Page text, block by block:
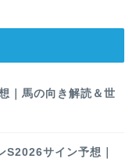
｜馬の向き解読＆世
S2026サイン予想｜